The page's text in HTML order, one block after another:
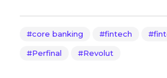
core banking fintech
Perfinal Revolut